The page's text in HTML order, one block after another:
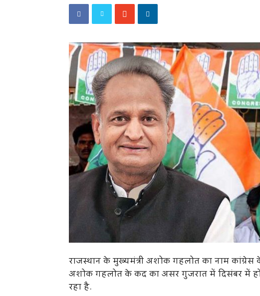
राजस्थान के मुख्यमंत्री अशोक गहलोत का नाम
अशोक गहलोत के कद का असर गुजरात में दिसंबर में
रहा है.